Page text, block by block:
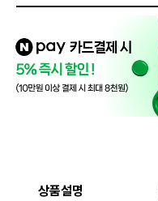
상품설명